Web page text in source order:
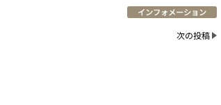
インフォメーション
次の投稿